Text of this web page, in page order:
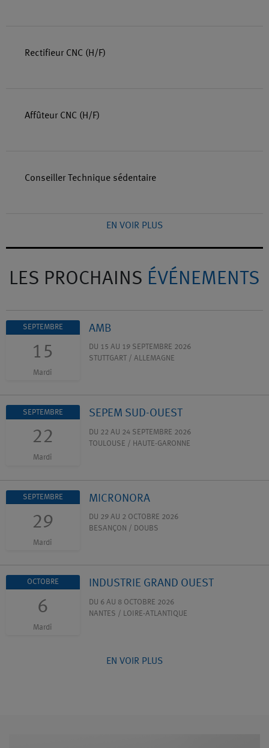
Rectifieur CNC (H/F)
Affûteur CNC (H/F)
Conseiller Technique sédentaire
EN VOIR PLUS
LES PROCHAINS ÉVÉNEMENTS
SEPTEMBRE
15
Mardi
AMB
DU 15 AU 19 SEPTEMBRE 2026
STUTTGART / ALLEMAGNE
SEPTEMBRE
22
Mardi
SEPEM SUD-OUEST
DU 22 AU 24 SEPTEMBRE 2026
TOULOUSE / HAUTE-GARONNE
SEPTEMBRE
29
Mardi
MICRONORA
DU 29 AU 2 OCTOBRE 2026
BESANÇON / DOUBS
OCTOBRE
6
Mardi
INDUSTRIE GRAND OUEST
DU 6 AU 8 OCTOBRE 2026
NANTES / LOIRE-ATLANTIQUE
EN VOIR PLUS